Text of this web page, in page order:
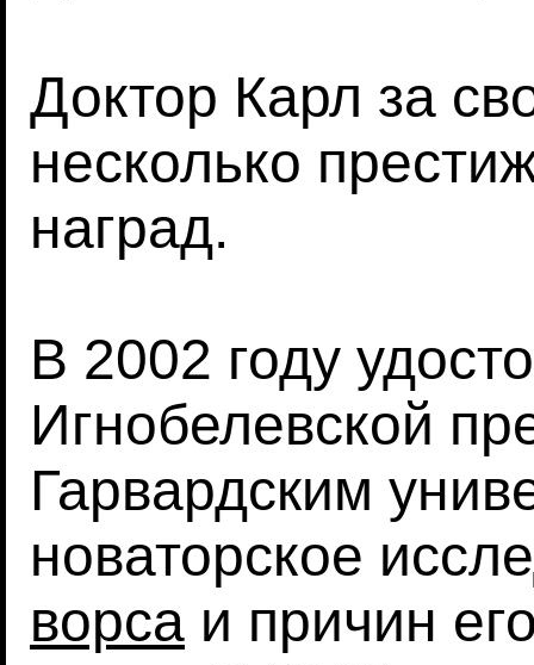
Доктор Карл за
несколько
наград.
В 2002 году
Игнобелевской
Гарвардским
новаторское
ворса и причин